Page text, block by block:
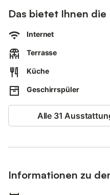
Toaster, Wasserkocher,
Obergeschoss: 1
Terrassenmöbel. Zur
Babybett bis 2 Jahre.
Internet (Wireless LAN,
Haus.
Rauchmelder.
Das bietet Ihnen
Internet
Terrasse
Küche
Geschirrspüler
Alle 31
Informationen zu